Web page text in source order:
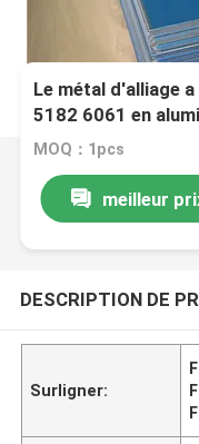
Le métal d'alliage
5182 6061 en
MOQ：1pcs
meilleur
DESCRIPTION DE
Surligner: